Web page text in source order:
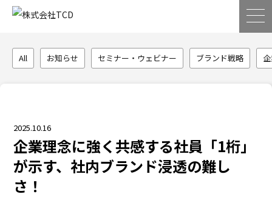
All お知らせ セミナー・ウェビナー ブランド戦略
2025.10.16
企業理念に強く共感する社員「1桁」
が示す、社内ブランド浸透の難し
さ！